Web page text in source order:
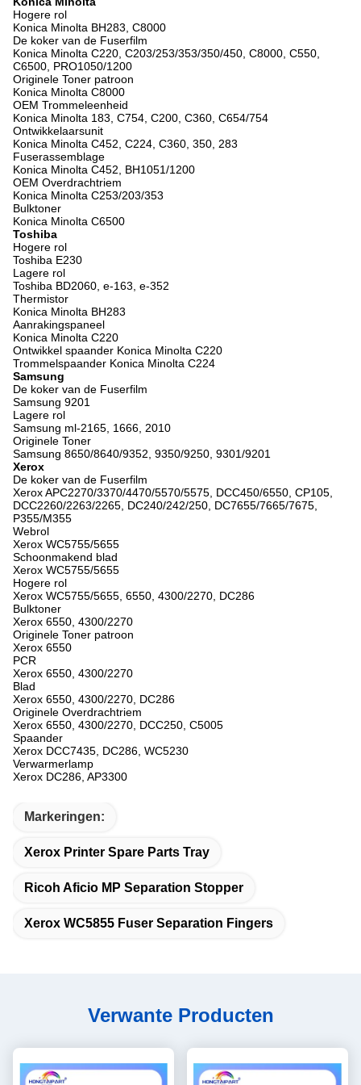
Hogere rol
Konica Minolta BH283, C8000
De koker van de Fuserfilm
Konica Minolta C220, C203/253/353/350/450, C8000, C550,
C6500, PRO1050/1200
Originele Toner patroon
Konica Minolta C8000
OEM Trommeleenheid
Konica Minolta 183, C754, C200, C360, C654/754
Ontwikkelaarsunit
Konica Minolta C452, C224, C360, 350, 283
Fuserassemblage
Konica Minolta C452, BH1051/1200
OEM Overdrachtriem
Konica Minolta C253/203/353
Bulktoner
Konica Minolta C6500
Toshiba
Hogere rol
Toshiba E230
Lagere rol
Toshiba BD2060, e-163, e-352
Thermistor
Konica Minolta BH283
Aanrakingspaneel
Konica Minolta C220
Ontwikkel spaander Konica Minolta C220
Trommelspaander Konica Minolta C224
Samsung
De koker van de Fuserfilm
Samsung 9201
Lagere rol
Samsung ml-2165, 1666, 2010
Originele Toner
Samsung 8650/8640/9352, 9350/9250, 9301/9201
Xerox
De koker van de Fuserfilm
Xerox APC2270/3370/4470/5570/5575, DCC450/6550, CP105,
DCC2260/2263/2265, DC240/242/250, DC7655/7665/7675,
P355/M355
Webrol
Xerox WC5755/5655
Schoonmakend blad
Xerox WC5755/5655
Hogere rol
Xerox WC5755/5655, 6550, 4300/2270, DC286
Bulktoner
Xerox 6550, 4300/2270
Originele Toner patroon
Xerox 6550
PCR
Xerox 6550, 4300/2270
Blad
Xerox 6550, 4300/2270, DC286
Originele Overdrachtriem
Xerox 6550, 4300/2270, DCC250, C5005
Spaander
Xerox DCC7435, DC286, WC5230
Verwarmerlamp
Xerox DC286, AP3300
Markeringen:
Xerox Printer Spare Parts Tray
Ricoh Aficio MP Separation Stopper
Xerox WC5855 Fuser Separation Fingers
Verwante Producten